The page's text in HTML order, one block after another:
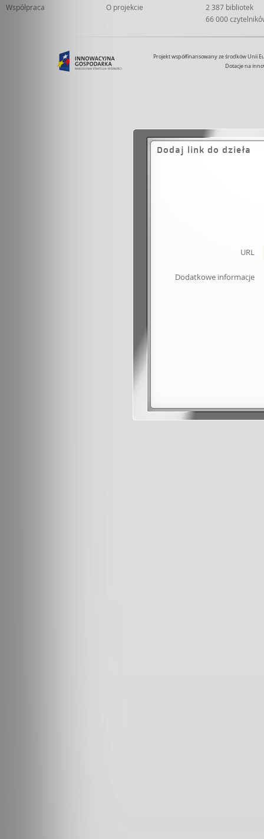
Współpraca O projekcie
2 387 bibliotek
66 000
Projekt współfinansowany ze środków Unii
Dotacje na
Dodaj link do dzieła
URL
Dodatkowe informacje